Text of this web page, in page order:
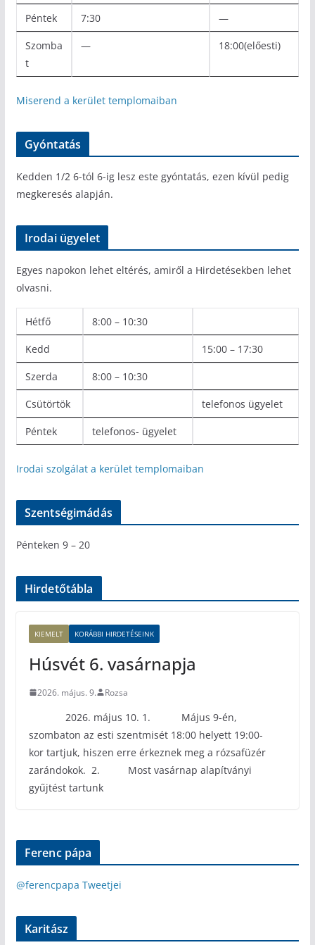
Péntek 7:30 —
Szomba
t
— 18:00(előesti)
Miserend a kerület templomaiban
Gyóntatás
Kedden 1/2 6-tól 6-ig lesz este gyóntatás, ezen kívül pedig
megkeresés alapján.
Irodai ügyelet
Egyes napokon lehet eltérés, amiről a Hirdetésekben lehet
olvasni.
Hétfő 8:00 – 10:30
Kedd 15:00 – 17:30
Szerda 8:00 – 10:30
Csütörtök telefonos ügyelet
Péntek telefonos- ügyelet
Irodai szolgálat a kerület templomaiban
Szentségimádás
Pénteken 9 – 20
Hirdetőtábla
KIEMELT KORÁBBI HIRDETÉSEINK
Húsvét 6. vasárnapja
2026. május. 9. Rozsa
2026. május 10. 1. Május 9-én,
szombaton az esti szentmisét 18:00 helyett 19:00-
kor tartjuk, hiszen erre érkeznek meg a rózsafüzér
zarándokok. 2. Most vasárnap alapítványi
gyűjtést tartunk
Ferenc pápa
@ferencpapa Tweetjei
Karitász